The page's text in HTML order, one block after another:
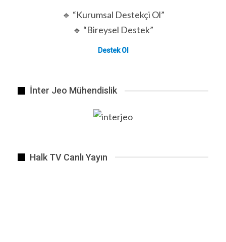
🔹 “Kurumsal Destekçi Ol”
🔹 “Bireysel Destek”
Destek Ol
İnter Jeo Mühendislik
Halk TV Canlı Yayın